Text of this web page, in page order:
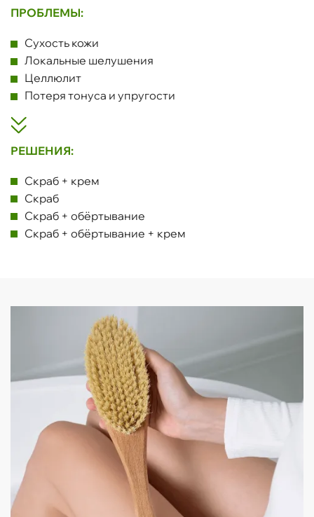
ПРОБЛЕМЫ:
Сухость кожи
Локальные шелушения
Целлюлит
Потеря тонуса и упругости
РЕШЕНИЯ:
Скраб + крем
Скраб
Скраб + обёртывание
Скраб + обёртывание + крем